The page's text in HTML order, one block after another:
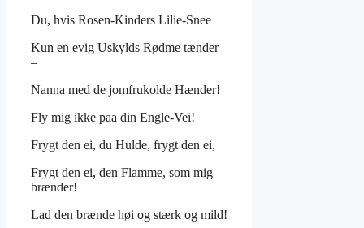
Du, hvis Rosen-Kinders Lilie-Snee
Kun en evig Uskylds Rødme tænder
–
Nanna med de jomfrukolde Hænder!
Fly mig ikke paa din Engle-Vei!
Frygt den ei, du Hulde, frygt den ei,
Frygt den ei, den Flamme, som mig
brænder!
Lad den brænde høi og stærk og mild!